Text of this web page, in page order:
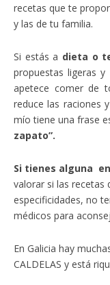
recetas que te
y las de tu familia.
Si estás a dieta o
propuestas ligeras
apetece comer de
reduce las raciones
mío tiene una frase
zapato”.
Si tienes alguna
valorar si las recetas
especificidades, no
médicos para
En Galicia hay
CALDELAS y está